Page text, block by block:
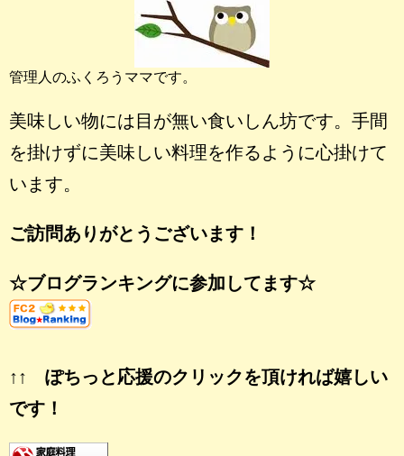
管理人のふくろうママです。
美味しい物には目が無い食いしん坊です。手間
を掛けずに美味しい料理を作るように心掛けて
います。
ご訪問ありがとうございます！
☆ブログランキングに参加してます☆
↑↑ ぽちっと応援のクリックを頂ければ嬉しい
です！